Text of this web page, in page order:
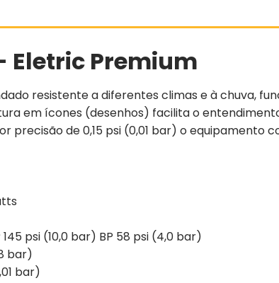
Eletric Premium
resistente a diferentes climas e à chuva,
em ícones (desenhos) facilita o
precisão de 0,15 psi (0,01 bar) o equipamento
psi (10,0 bar) BP 58 psi (4,0 bar)
bar)
bar)